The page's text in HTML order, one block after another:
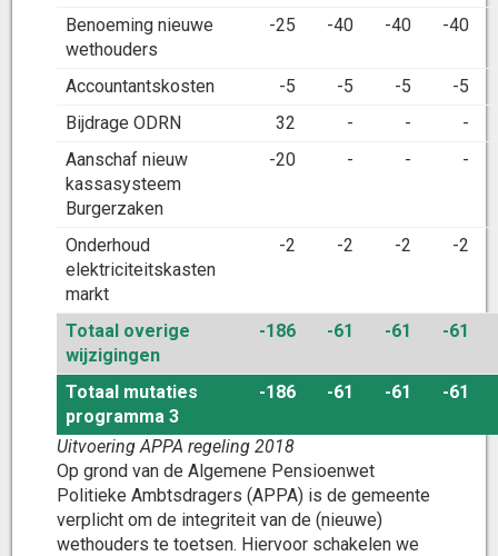
Benoeming nieuwe
wethouders
-25 -40 -40 -40
Accountantskosten -5 -5 -5
-5
Bijdrage ODRN
32 - -
-
Aanschaf nieuw
kassasysteem
Burgerzaken
-20 - - -
Onderhoud
elektriciteitskasten
markt
-2 -2 -2 -2
Totaal overige
wijzigingen
-186 -61 -61 -61
Totaal mutaties
programma 3
-186 -61 -61 -61
Uitvoering APPA regeling 2018
Op grond van de Algemene Pensioenwet
Politieke Ambtsdragers (APPA) is de gemeente
verplicht om de integriteit van de (nieuwe)
wethouders te toetsen. Hiervoor schakelen we